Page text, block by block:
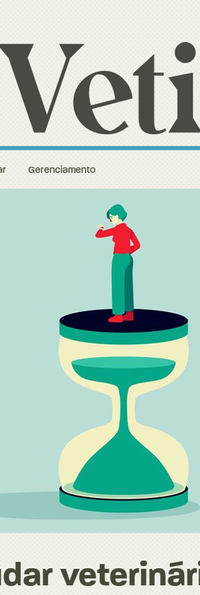
Gerenciamento